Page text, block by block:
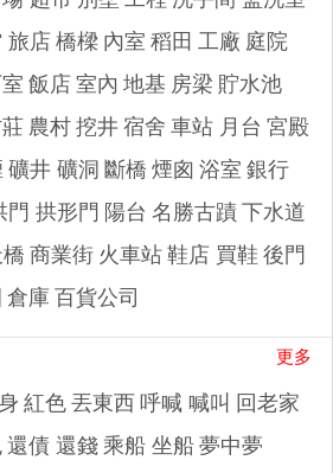
旅店橋樑 內室 稻田 工廠 庭院
飯店 室內 地基 房梁 貯水池
農村 挖井 宿舍 車站 月台 宮殿
礦井 礦洞 斷橋 煙囪 浴室 銀行
門 拱形門 陽台 名勝古蹟 下水道
商業街 火車站 鞋店 買鞋 後門
倉庫 百貨公司
更多
紅色 丟東西 呼喊 喊叫 回老家
還債 還錢 乘船 坐船 夢中夢